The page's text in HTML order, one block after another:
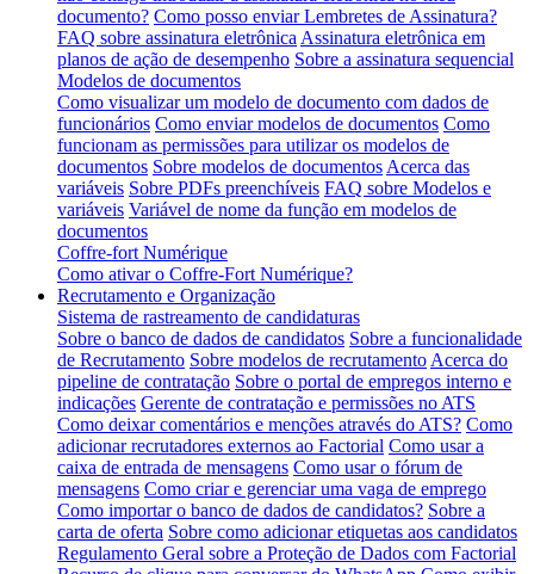
documento? Como posso enviar Lembretes de Assinatura?
FAQ sobre assinatura eletrônica Assinatura eletrônica em
planos de ação de desempenho Sobre a assinatura sequencial
Modelos de documentos
Como visualizar um modelo de documento com dados de
funcionários Como enviar modelos de documentos Como
funcionam as permissões para utilizar os modelos de
documentos Sobre modelos de documentos Acerca das
variáveis Sobre PDFs preenchíveis FAQ sobre Modelos e
variáveis Variável de nome da função em modelos de
documentos
Coffre-fort Numérique
Como ativar o Coffre-Fort Numérique?
Recrutamento e Organização
Sistema de rastreamento de candidaturas
Sobre o banco de dados de candidatos Sobre a funcionalidade
de Recrutamento Sobre modelos de recrutamento Acerca do
pipeline de contratação Sobre o portal de empregos interno e
indicações Gerente de contratação e permissões no ATS
Como deixar comentários e menções através do ATS? Como
adicionar recrutadores externos ao Factorial Como usar a
caixa de entrada de mensagens Como usar o fórum de
mensagens Como criar e gerenciar uma vaga de emprego
Como importar o banco de dados de candidatos? Sobre a
carta de oferta Sobre como adicionar etiquetas aos candidatos
Regulamento Geral sobre a Proteção de Dados com Factorial